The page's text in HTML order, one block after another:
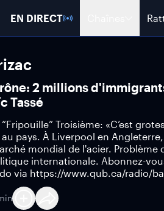
EN DIRECT
2 millions
Tassé
Troisième: «C’est
pays. À Liverpool en
mondial de l'acier. Problème
internationale. Abonnez-
via https://www.qub.ca/radio/